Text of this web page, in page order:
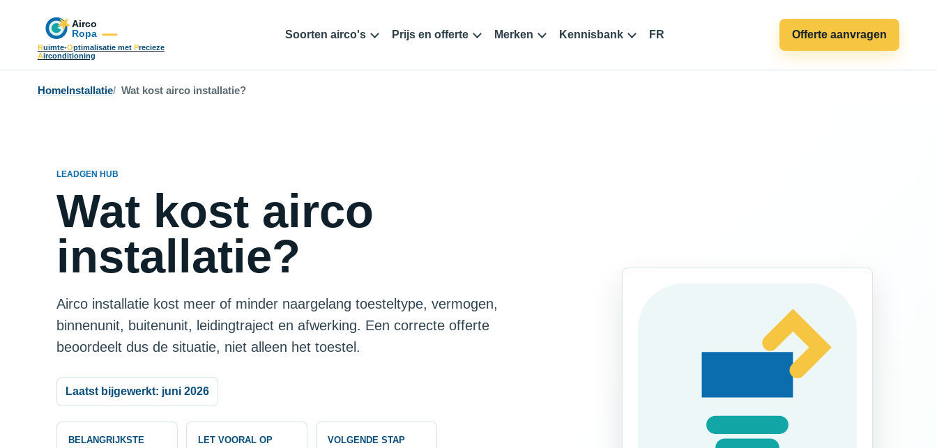
Ruimte-Optimalisatie met Precieze
Airconditioning
Soorten airco's Prijs en offerte Merken Kennisbank FR Offerte aanvragen
HomeInstallatie Wat kost airco installatie?
LEADGEN HUB
Wat kost airco
installatie?
Airco installatie kost meer of minder naargelang toesteltype, vermogen,
binnenunit, buitenunit, leidingtraject en afwerking. Een correcte offerte
beoordeelt dus de situatie, niet alleen het toestel.
Laatst bijgewerkt: juni 2026
BELANGRIJKSTE
LET VOORAL OP VOLGENDE STAP